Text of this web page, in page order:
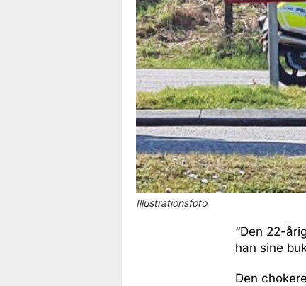
Illustrationsfoto
“Den 22-
han sine
Den